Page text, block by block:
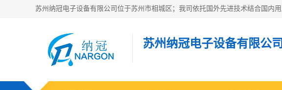
苏州纳冠电子设备有限公司